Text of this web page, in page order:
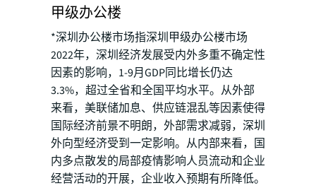
甲级办公楼
*深圳办公楼市场指深圳甲级办公楼市场
2022年，深圳经济发展受内外多重不确定性
因素的影响，1-9月GDP同比增长仍达
3.3%，超过全省和全国平均水平。从外部
来看，美联储加息、供应链混乱等因素使得
国际经济前景不明朗，外部需求减弱，深圳
外向型经济受到一定影响。从内部来看，国
内多点散发的局部疫情影响人员流动和企业
经营活动的开展，企业收入预期有所降低。